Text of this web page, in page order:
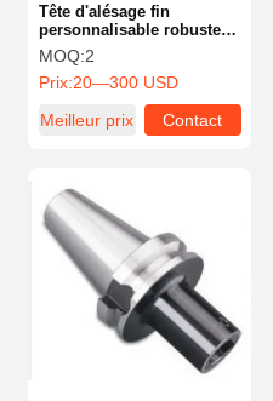
Visite De
Tête d'alésage fin
personnalisable robuste
combinée non standard
MOQ:2
Prix:20—300 USD
Meilleur prix
Contact